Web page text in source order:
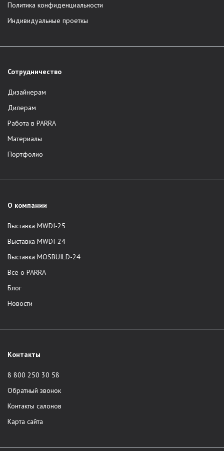
Политика конфиденциальности
Индивидуальные проеткы
Сотрудничество
Дизайнерам
Дилерам
Работа в PARRA
Материалы
Портфолио
О компании
Выставка MWDI-25
Выставка MWDI-24
Выставка MOSBUILD-24
Всё о PARRA
Блог
Новости
Контакты
8 800 250 30 58
Обратный звонок
Контакты салонов
Карта сайта